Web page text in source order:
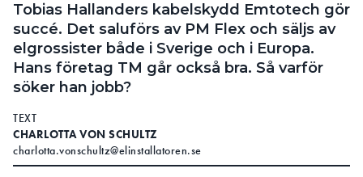
Tobias Hallanders kabelskydd Emtotech gör
succé. Det saluförs av PM Flex och säljs av
elgrossister både i Sverige och i Europa.
Hans företag TM går också bra. Så varför
söker han jobb?
TEXT
CHARLOTTA VON SCHULTZ
charlotta.vonschultz@elinstallatoren.se